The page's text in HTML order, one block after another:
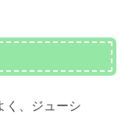
く、ジューシ